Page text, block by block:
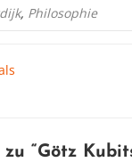
, Philosophie
“Götz